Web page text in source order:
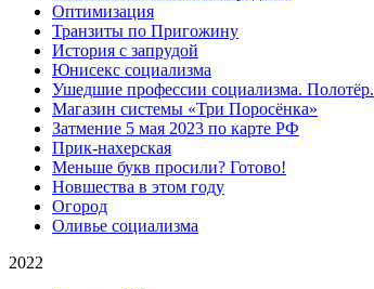
Оптимизация
Транзиты по Пригожину
История с запрудой
Юнисекс социализма
Ушедшие профессии социализма. Полотёр.
Магазин системы «Три Поросёнка»
Затмение 5 мая 2023 по карте РФ
Прик-нахерская
Меньше букв просили? Готово!
Новшества в этом году
Огород
Оливье социализма
2022